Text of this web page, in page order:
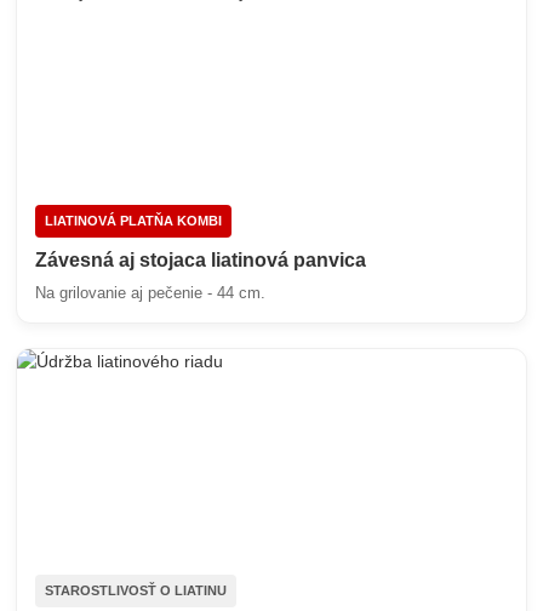
LIATINOVÁ PLATŇA KOMBI
Závesná aj stojaca liatinová panvica
Na grilovanie aj pečenie - 44 cm.
STAROSTLIVOSŤ O LIATINU